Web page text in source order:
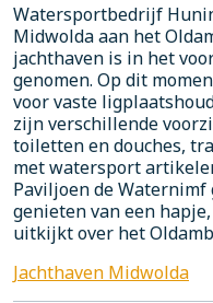
Watersportbedrijf
Midwolda aan het
jachthaven is in het
genomen. Op dit
voor vaste
zijn verschillende
toiletten en douches,
met watersport
Paviljoen de
genieten van een
uitkijkt over het
Jachthaven Midwolda